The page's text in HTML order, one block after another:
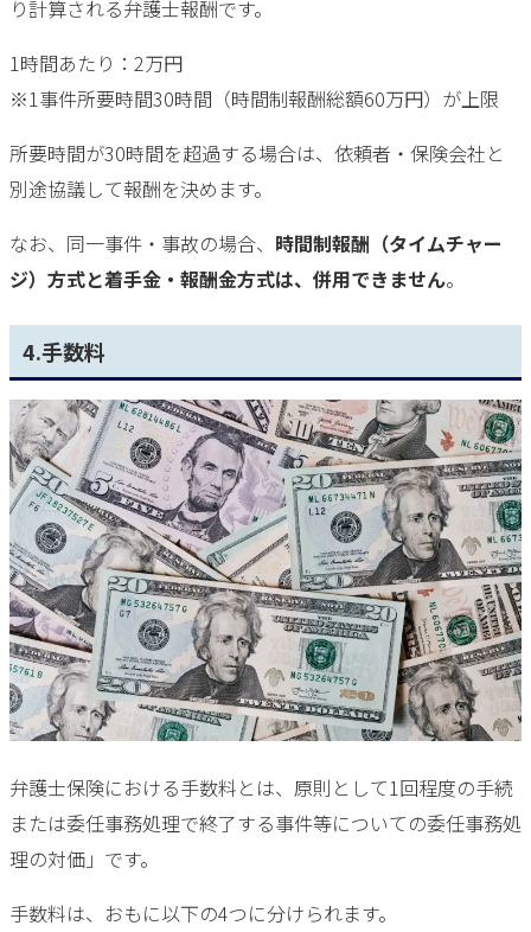
り計算される弁護士報酬です。
1時間あたり：2万円
※1事件所要時間30時間（時間制報酬総額60万円）が上限
所要時間が30時間を超過する場合は、依頼者・保険会社と
別途協議して報酬を決めます。
なお、同一事件・事故の場合、 時間制報酬（タイムチャー
ジ）方式と着手金・報酬金方式は、併用できません。
4.手数料
弁護士保険における手数料とは、原則として1回程度の手続
または委任事務処理で終了する事件等についての委任事務処
理の対価」です。
手数料は、おもに以下の4つに分けられます。